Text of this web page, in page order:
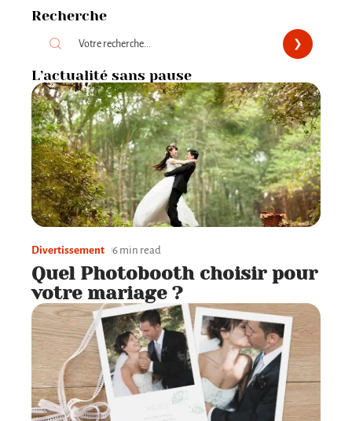
Recherche
L’actualité sans pause
Divertissement 6 min read
Quel Photobooth choisir pour
votre mariage ?